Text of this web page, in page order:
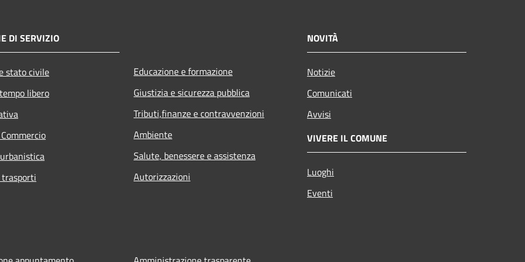
DI SERVIZIO
stato civile
libero
Educazione e formazione
Giustizia e sicurezza pubblica
Tributi,finanze e contravvenzioni
Ambiente
Salute, benessere e assistenza
Autorizzazioni
NOVITÀ
Notizie
Comunicati
Avvisi
VIVERE IL COMUNE
Luoghi
Eventi